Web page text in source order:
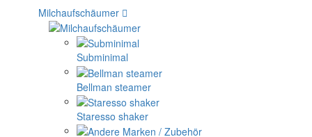
Milchaufschäumer
Subminimal
Bellman steamer
Staresso shaker